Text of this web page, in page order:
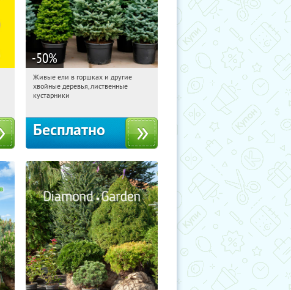
-50%
15:27:40 Получили:
Московская обл., г. Химки,
Живые ели в горшках и другие
хвойные деревья, лиственные
кустарники
Бесплатно